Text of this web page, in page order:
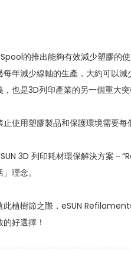
的推出能夠有效減少塑膠的
每年減少線軸的生產，大約可以
，也是3D列印產業的另一個重大突
止使用塑膠製品和保護環境需要每
3D 列印耗材環保解決方案－
」理念。
此植樹節之際，eSUN
的好選擇！